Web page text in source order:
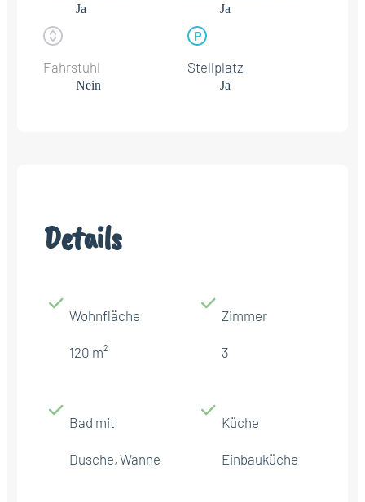
Ja Ja
Fahrstuhl
Nein
Stellplatz
Ja
Details
Wohnfläche
120 m²
Zimmer
3
Bad mit
Dusche, Wanne
Küche
Einbauküche